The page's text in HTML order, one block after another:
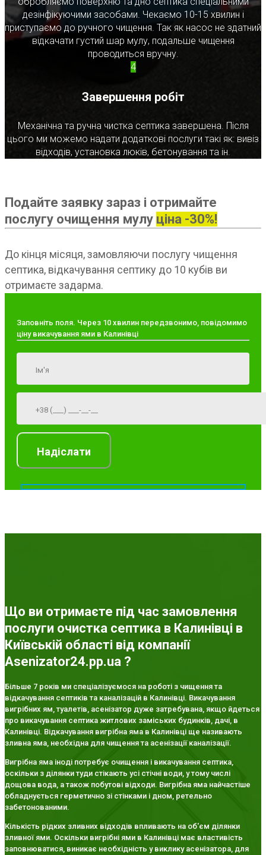
дезінфікуючими засобами. Чекаємо 10-15 хвилин і
приступаємо до ручного чищення. Так як насос не здатний
відкачати густий шар мулу, подальше чищення
проводиться вручну.
4
Завершення робіт
Механічна та ручна чистка септика завершена. Після
цього ми можемо надати додаткові послуги такі як: вивіз
відходів, установка люків, бетонування та ін.
Подайте заявку зараз і отримайте
послугу очищення мулу ціна -30%!
До кінця місяця, замовляючи послугу чищення
септика, відкачування септику до 10 кубів ви
отримаєте задарма.
Заповніть поля. Через 10 хвилин передзвонимо, повідомимо
ціну викачування ями в Калинівці
Що ви отримаєте під час замовлення
послуги очистка септика в Калинівці в
Київській області від компанії
Asenizator24.pp.ua ?
Більше 7 років ми спеціалізуємося на роботі з чищення та
відкачування септиків та каналізацій в Калинівці. Викачування
вигрібних ям, туалетів, асенізатор дуже затребувана, якщо йдеться
про викачування септика житлових заміських будинків, дачі, в
Калинівці. Відкачування вигрібна яма в Калинівці ще називають
зливна яма, необхідна для чищення та асенізації каналізації.
Вигрібна яма іноді потребує очищення і викачування септика,
оскільки з ділянки туди стікають усі стічні води, у тому числі
дощова вода, а також побутові відходи. Вигрібна яма найчастіше
обладнується герметично зі стінками і дном, ретельно
забетонованими.
Кількість рідких зливних відходів впливають на об'єм ділянки
зливної ями. Оскільки вигрібні ями в Калинівці має властивість
заповнюватися, виникає необхідність у виклику асенізатора, для